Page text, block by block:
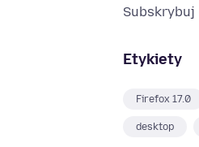
Subskrybuj
Etykiety
Firefox 17.0
desktop